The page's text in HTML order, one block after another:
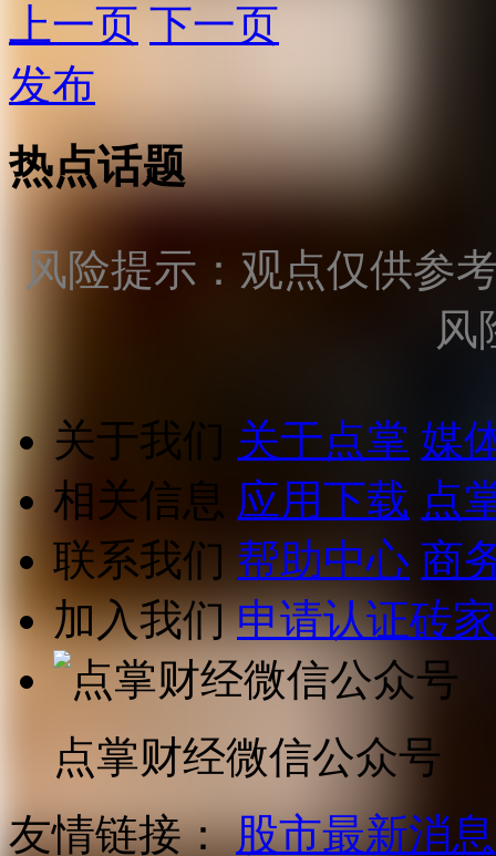
上一页 下一页
发布
热点话题
风险提示：观点仅供参
风
关于我们 关于点掌 媒
相关信息 应用下载 点
联系我们 帮助中心 商
加入我们 申请认证砖家
点掌财经微信公众号
友情链接： 股市最新消息